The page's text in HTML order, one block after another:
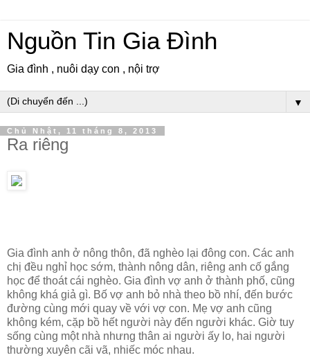
Nguồn Tin Gia Đình
Gia đình , nuôi dạy con , nội trợ
▼
Chủ Nhật, 11 tháng 8, 2013
Ra riêng
Gia đình anh ở nông thôn, đã nghèo lại đông con. Các anh
chị đều nghỉ học sớm, thành nông dân, riêng anh cố gắng
học để thoát cái nghèo. Gia đình vợ anh ở thành phố, cũng
không khá giả gì. Bố vợ anh bỏ nhà theo bồ nhí, đến bước
đường cùng mới quay về với vợ con. Mẹ vợ anh cũng
không kém, cặp bồ hết người này đến người khác. Giờ tuy
sống cùng một nhà nhưng thân ai người ấy lo, hai người
thường xuyên cãi vã, nhiếc móc nhau.